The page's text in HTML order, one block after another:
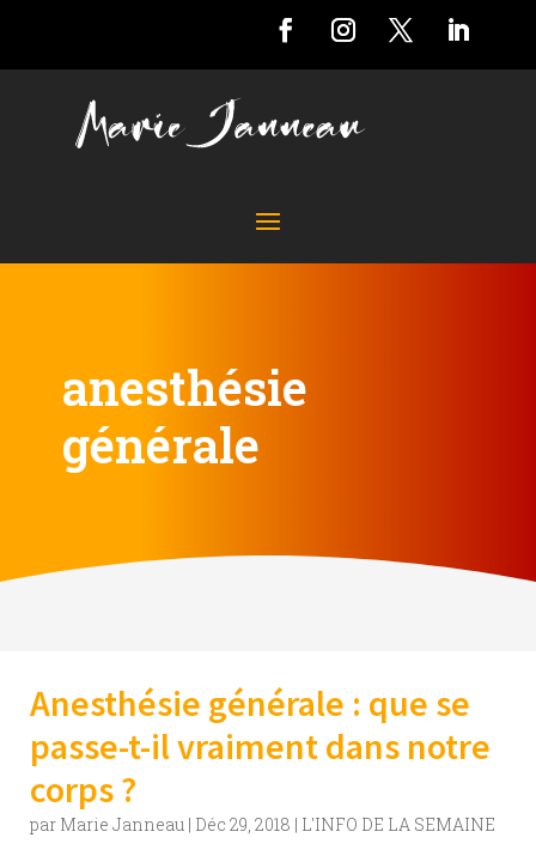
anesthésie
générale
Anesthésie générale : que se
passe-t-il vraiment dans notre
corps ?
par Marie Janneau | Déc 29, 2018 | L'INFO DE LA SEMAINE